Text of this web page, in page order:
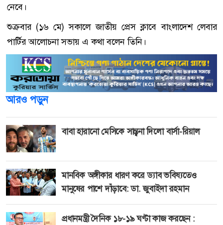
নেবে।
শুক্রবার (১৬ মে) সকালে জাতীয় প্রেস ক্লাবে বাংলাদেশ লেবার
পার্টির আলোচনা সভায় এ কথা বলেন তিনি।
আরও পড়ুন
বাবা হারানো মেসিকে সান্ত্বনা দিলো বার্সা-রিয়াল
মানবিক অঙ্গীকার ধারণ করে ড্যাব ভবিষ্যতেও
মানুষের পাশে দাঁড়াবে: ডা. জুবাইদা রহমান
প্রধানমন্ত্রী দৈনিক ১৮-১৯ ঘণ্টা কাজ করছেন :